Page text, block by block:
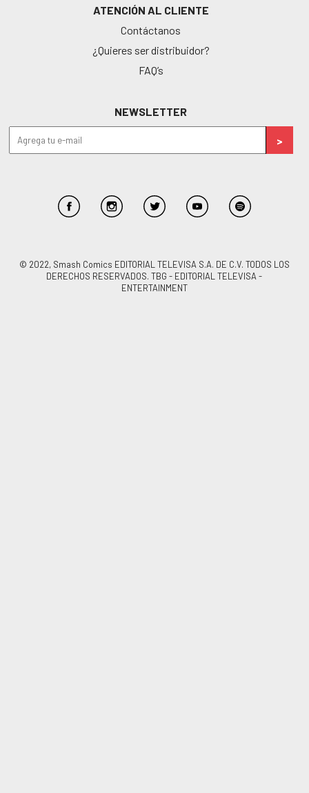
ATENCIÓN AL CLIENTE
Contáctanos
¿Quieres ser distribuidor?
FAQ’s
NEWSLETTER
© 2022, Smash Comics EDITORIAL TELEVISA S.A. DE C.V. TODOS LOS
DERECHOS RESERVADOS. TBG - EDITORIAL TELEVISA -
ENTERTAINMENT